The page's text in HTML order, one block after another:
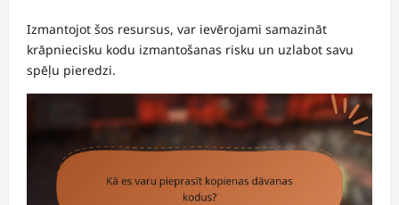
Izmantojot šos resursus, var ievērojami samazināt
krāpniecisku kodu izmantošanas risku un uzlabot savu
spēļu pieredzi.